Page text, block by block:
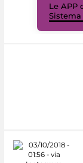
Le APP
Sistema